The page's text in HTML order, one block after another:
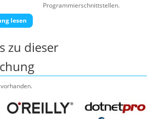
Programmierschnittstellen.
lesen
zu dieser